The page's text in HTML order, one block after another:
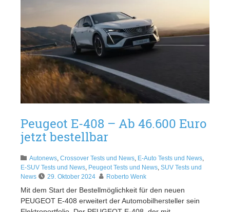
Peugeot E-408 – Ab 46.600 Euro
jetzt bestellbar
Autonews, Crossover Tests und News, E-Auto Tests und News,
E-SUV Tests und News, Peugeot Tests und News, SUV Tests und
News
29. Oktober 2024 Roberto Wenk
Mit dem Start der Bestellmöglichkeit für den neuen
PEUGEOT E-408 erweitert der Automobilhersteller sein